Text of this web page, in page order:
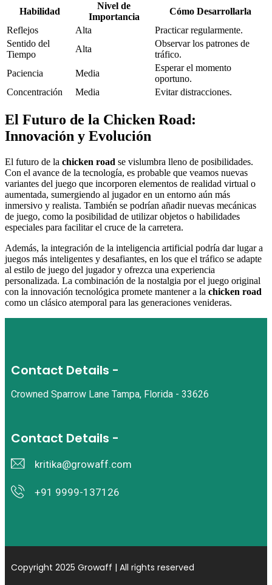
Habilidad
Nivel de
Importancia
Cómo Desarrollarla
Reflejos
Alta
Practicar regularmente.
Sentido del
Tiempo
Alta
Observar los patrones de
tráfico.
Paciencia
Media
Esperar el momento
oportuno.
Concentración
Media Evitar distracciones.
El Futuro de la Chicken Road:
Innovación y Evolución
El futuro de la chicken road se vislumbra lleno de posibilidades.
Con el avance de la tecnología, es probable que veamos nuevas
variantes del juego que incorporen elementos de realidad virtual o
aumentada, sumergiendo al jugador en un entorno aún más
inmersivo y realista. También se podrían añadir nuevas mecánicas
de juego, como la posibilidad de utilizar objetos o habilidades
especiales para facilitar el cruce de la carretera.
Además, la integración de la inteligencia artificial podría dar lugar a
juegos más inteligentes y desafiantes, en los que el tráfico se adapte
al estilo de juego del jugador y ofrezca una experiencia
personalizada. La combinación de la nostalgia por el juego original
con la innovación tecnológica promete mantener a la chicken road
como un clásico atemporal para las generaciones venideras.
Contact Details -
Crowned Sparrow Lane Tampa, Florida - 33626
Contact Details -
kritika@growaff.com
+91 9999-137126
Copyright 2025 Growaff | All rights reserved